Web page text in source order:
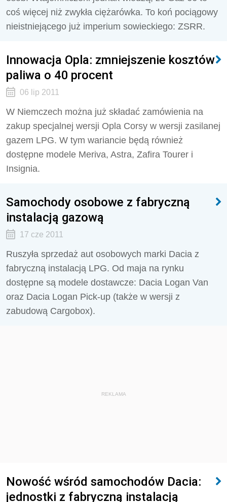
coś więcej niż zwykła ciężarówka. To koń pociągowy
nieistniejącego już imperium sowieckiego: ZSRR.
Innowacja Opla: zmniejszenie kosztów
paliwa o 40 procent
06 lip 2011
W Niemczech można już składać zamówienia na
zakup specjalnej wersji Opla Corsy w wersji zasilanej
gazem LPG. W tym wariancie będą również
dostępne modele Meriva, Astra, Zafira Tourer i
Insignia.
Samochody osobowe z fabryczną
instalacją gazową
17 cze 2011
Ruszyła sprzedaż aut osobowych marki Dacia z
fabryczną instalacją LPG. Od maja na rynku
dostępne są modele dostawcze: Dacia Logan Van
oraz Dacia Logan Pick-up (także w wersji z
zabudową Cargobox).
REKLAMA
Nowość wśród samochodów Dacia:
jednostki z fabryczną instalacją